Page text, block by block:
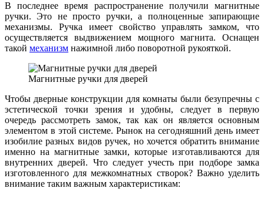
В последнее время распространение получили магнитные
ручки. Это не просто ручки, а полноценные запирающие
механизмы. Ручка имеет свойство управлять замком, что
осуществляется выдвижением мощного магнита. Оснащен
такой механизм нажимной либо поворотной рукояткой.
Магнитные ручки для дверей
Чтобы дверные конструкции для комнаты были безупречны с
эстетической точки зрения и удобны, следует в первую
очередь рассмотреть замок, так как он является основным
элементом в этой системе. Рынок на сегодняшний день имеет
изобилие разных видов ручек, но хочется обратить внимание
именно на магнитные замки, которые изготавливаются для
внутренних дверей. Что следует учесть при подборе замка
изготовленного для межкомнатных створок? Важно уделить
внимание таким важным характеристикам: